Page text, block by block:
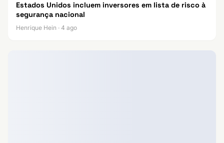
Estados Unidos incluem inversores em lista de risco à
segurança nacional
Henrique Hein · 4 ago